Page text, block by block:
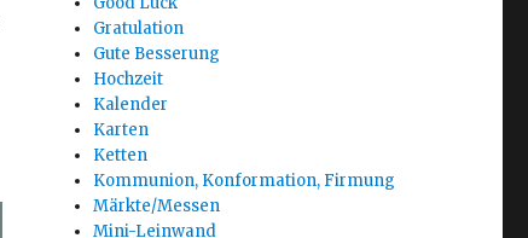
Gratulation
Gute Besserung
Hochzeit
Kalender
Karten
Ketten
Kommunion, Konformation, Firmung
Märkte/Messen
Mini-Leinwand